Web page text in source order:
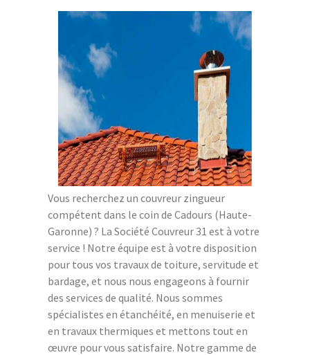
Vous recherchez un couvreur zingueur
compétent dans le coin de Cadours (Haute-
Garonne) ? La Société Couvreur 31 est à votre
service ! Notre équipe est à votre disposition
pour tous vos travaux de toiture, servitude et
bardage, et nous nous engageons à fournir
des services de qualité. Nous sommes
spécialistes en étanchéité, en menuiserie et
en travaux thermiques et mettons tout en
œuvre pour vous satisfaire. Notre gamme de